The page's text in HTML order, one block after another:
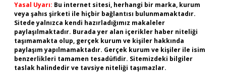
Yasal Uyarı: Bu internet sitesi, herhangi bir marka, kurum
veya şahıs şirketi ile hiçbir bağlantısı bulunmamaktadır.
Sitede yalnızca kendi hazırladığımız makaleler
paylaşılmaktadır. Burada yer alan içerikler haber niteliği
taşımamakta olup, gerçek kurum ve kişiler hakkında
paylaşım yapılmamaktadır. Gerçek kurum ve kişiler ile isim
benzerlikleri tamamen tesadüfidir. Sitemizdeki bilgiler
taslak halindedir ve tavsiye niteliği taşımazlar.